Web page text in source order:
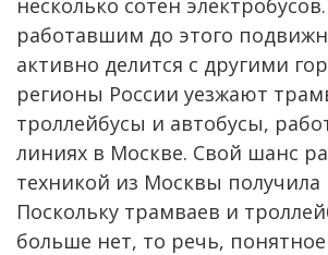
несколько сотен
работавшим до этого
активно делится с другими
регионы России уезжают
троллейбусы и автобусы,
линиях в Москве. Свой шанс
техникой из Москвы получила
Поскольку трамваев и
больше нет, то речь,